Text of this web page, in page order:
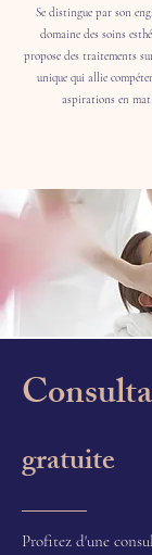
Se distingue par son
domaine des soins
propose des traitements
unique qui allie
aspirations en
gratuite
Profitez d'une